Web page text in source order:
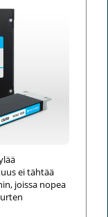
ei tähtää
joissa nopea